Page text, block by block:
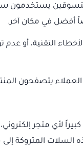
يستخدمون سلة
أفضل في مكان آخر.
التقنية، أو
يتصفحون
لأي متجر
السلات المتروكة